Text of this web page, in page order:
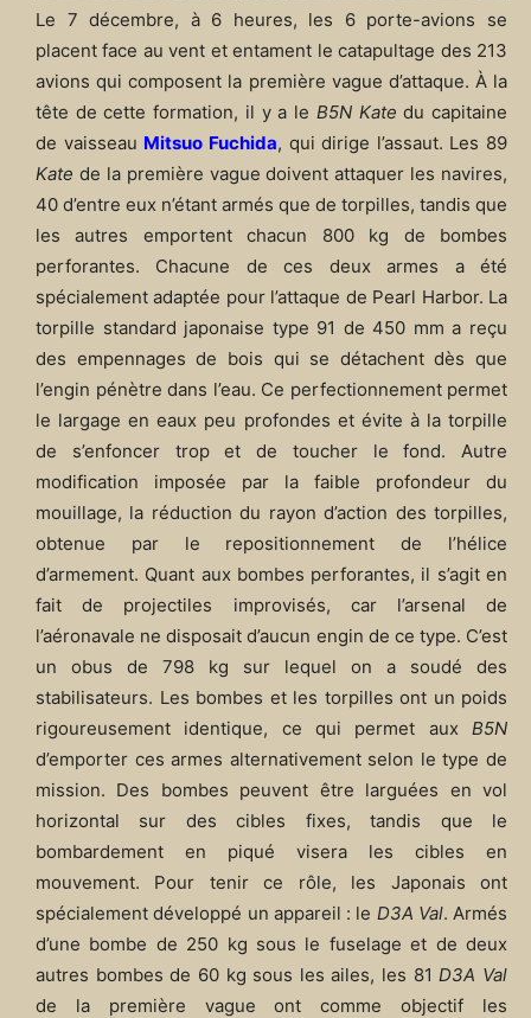
Le 7 décembre, à 6 heures, les 6 porte-avions se
placent face au vent et entament le catapultage des 213
avions qui composent la première vague d’attaque. À la
tête de cette formation, il y a le B5N Kate du capitaine
de vaisseau Mitsuo Fuchida, qui dirige l’assaut. Les 89
Kate de la première vague doivent attaquer les navires,
40 d’entre eux n’étant armés que de torpilles, tandis que
les autres emportent chacun 800 kg de bombes
perforantes. Chacune de ces deux armes a été
spécialement adaptée pour l’attaque de Pearl Harbor. La
torpille standard japonaise type 91 de 450 mm a reçu
des empennages de bois qui se détachent dès que
l’engin pénètre dans l’eau. Ce perfectionnement permet
le largage en eaux peu profondes et évite à la torpille
de s’enfoncer trop et de toucher le fond. Autre
modification imposée par la faible profondeur du
mouillage, la réduction du rayon d’action des torpilles,
obtenue par le repositionnement de l’hélice
d’armement. Quant aux bombes perforantes, il s’agit en
fait de projectiles improvisés, car l’arsenal de
l’aéronavale ne disposait d’aucun engin de ce type. C’est
un obus de 798 kg sur lequel on a soudé des
stabilisateurs. Les bombes et les torpilles ont un poids
rigoureusement identique, ce qui permet aux B5N
d’emporter ces armes alternativement selon le type de
mission. Des bombes peuvent être larguées en vol
horizontal sur des cibles fixes, tandis que le
bombardement en piqué visera les cibles en
mouvement. Pour tenir ce rôle, les Japonais ont
spécialement développé un appareil : le D3A Val. Armés
d’une bombe de 250 kg sous le fuselage et de deux
autres bombes de 60 kg sous les ailes, les 81 D3A Val
de la première vague ont comme objectif les